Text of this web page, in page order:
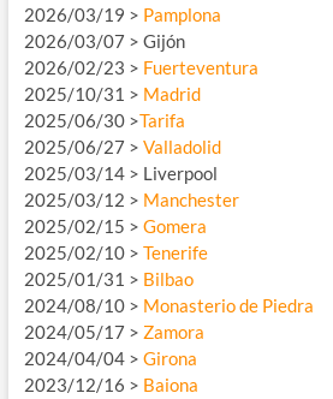
2026/03/19 > Pamplona
2026/03/07 > Gijón
2026/02/23 > Fuerteventura
2025/10/31 > Madrid
2025/06/30 >Tarifa
2025/06/27 > Valladolid
2025/03/14 > Liverpool
2025/03/12 > Manchester
2025/02/15 > Gomera
2025/02/10 > Tenerife
2025/01/31 > Bilbao
2024/08/10 > Monasterio de Piedra
2024/05/17 > Zamora
2024/04/04 > Girona
2023/12/16 > Baiona